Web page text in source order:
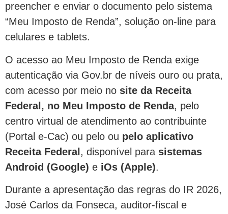
preencher e enviar o documento pelo sistema
“Meu Imposto de Renda”, solução on-line para
celulares e tablets.
O acesso ao Meu Imposto de Renda exige
autenticação via Gov.br de níveis ouro ou prata,
com acesso por meio no site da Receita
Federal, no Meu Imposto de Renda, pelo
centro virtual de atendimento ao contribuinte
(Portal e-Cac) ou pelo ou pelo aplicativo
Receita Federal, disponível para sistemas
Android (Google) e iOs (Apple).
Durante a apresentação das regras do IR 2026,
José Carlos da Fonseca, auditor-fiscal e